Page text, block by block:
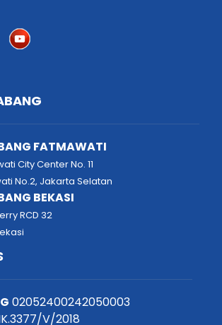
FATMAWATI
City Center No. 11
No.2, Jakarta Selatan
BEKASI
RCD 32
02052400242050003
V/2018